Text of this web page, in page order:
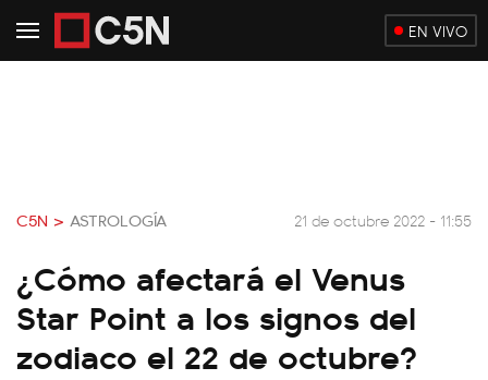
EN VIVO
C5N > ASTROLOGÍA 21 de octubre 2022 - 11:55
¿Cómo afectará el Venus
Star Point a los signos del
zodiaco el 22 de octubre?